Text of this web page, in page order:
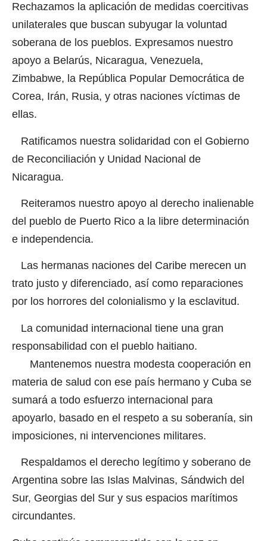
Rechazamos la aplicación de medidas coercitivas
unilaterales que buscan subyugar la voluntad
soberana de los pueblos. Expresamos nuestro
apoyo a Belarús, Nicaragua, Venezuela,
Zimbabwe, la República Popular Democrática de
Corea, Irán, Rusia, y otras naciones víctimas de
ellas.
Ratificamos nuestra solidaridad con el Gobierno
de Reconciliación y Unidad Nacional de
Nicaragua.
Reiteramos nuestro apoyo al derecho inalienable
del pueblo de Puerto Rico a la libre determinación
e independencia.
Las hermanas naciones del Caribe merecen un
trato justo y diferenciado, así como reparaciones
por los horrores del colonialismo y la esclavitud.
La comunidad internacional tiene una gran
responsabilidad con el pueblo haitiano.
Mantenemos nuestra modesta cooperación en
materia de salud con ese país hermano y Cuba se
sumará a todo esfuerzo internacional para
apoyarlo, basado en el respeto a su soberanía, sin
imposiciones, ni intervenciones militares.
Respaldamos el derecho legítimo y soberano de
Argentina sobre las Islas Malvinas, Sándwich del
Sur, Georgias del Sur y sus espacios marítimos
circundantes.